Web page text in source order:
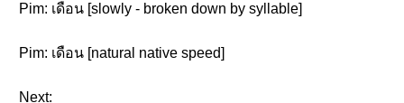
Pim: เดือน [slowly - broken down by syllable]
Pim: เดือน [natural native speed]
Next: